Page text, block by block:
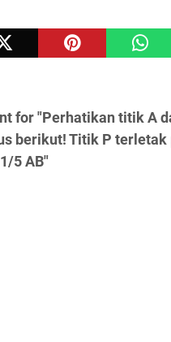
for "Perhatikan titik A
berikut! Titik P terletak
5 AB"